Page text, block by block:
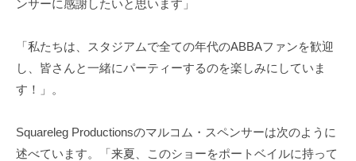
ンサーに感謝したいと思います」
「私たちは、スタジアムで全ての年代のABBAファンを歓迎
し、皆さんと一緒にパーティーするのを楽しみにしていま
す！」。
Squareleg Productionsのマルコム・スペンサーは次のように
述べています。「来夏、このショーをポートベイルに持って